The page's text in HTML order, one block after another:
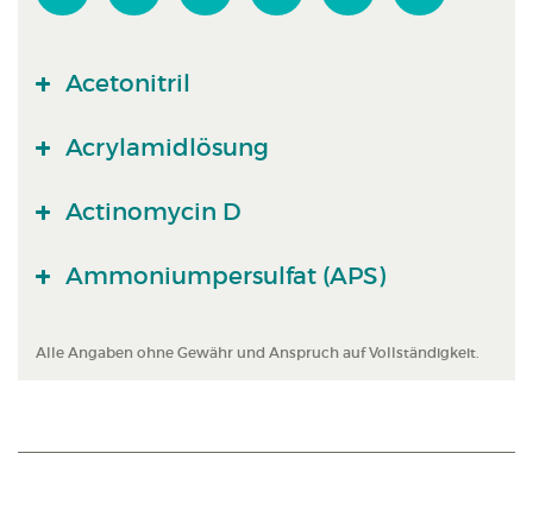
Acetonitril
Acrylamidlösung
Actinomycin D
Ammoniumpersulfat (APS)
Alle Angaben ohne Gewähr und Anspruch auf Vollständigkeit.